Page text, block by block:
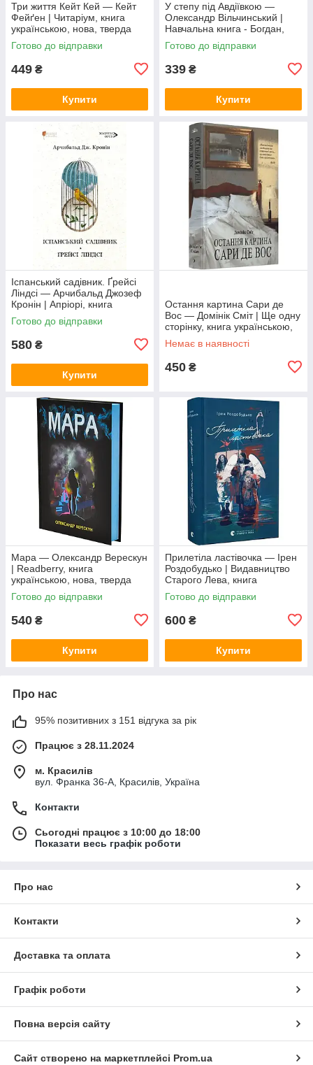
Три життя Кейт Кей — Кейт
Фейґен | Читаріум, книга
українською, нова, тверда
Готово до відправки
449 ₴
Купити
У степу під Авдіївкою —
Олександр Вільчинський |
Навчальна книга - Богдан,
книга українською, нова,
тверда
Готово до відправки
339 ₴
Купити
Іспанський садівник. Ґрейсі
Ліндсі — Арчибальд Джозеф
Кронін | Апріорі, книга
українською, нова, тверда
Готово до відправки
580 ₴
Купити
Остання картина Сари де
Вос — Домінік Сміт | Ще одну
сторінку, книга українською,
нова, тверда
Немає в наявності
450 ₴
Мара — Олександр Верескун
| Readberry, книга
українською, нова, тверда
Готово до відправки
540 ₴
Купити
Прилетіла ластівочка — Ірен
Роздобудько | Видавництво
Старого Лева, книга
українською, нова, тверда
Готово до відправки
600 ₴
Купити
Про нас
95% позитивних з 151 відгука за рік
Працює з 28.11.2024
м. Красилів
вул. Франка 36-А, Красилів, Україна
Контакти
Сьогодні працює з 10:00 до 18:00
Показати весь графік роботи
Про нас
Контакти
Доставка та оплата
Графік роботи
Повна версія сайту
Сайт створено на маркетплейсі Prom.ua